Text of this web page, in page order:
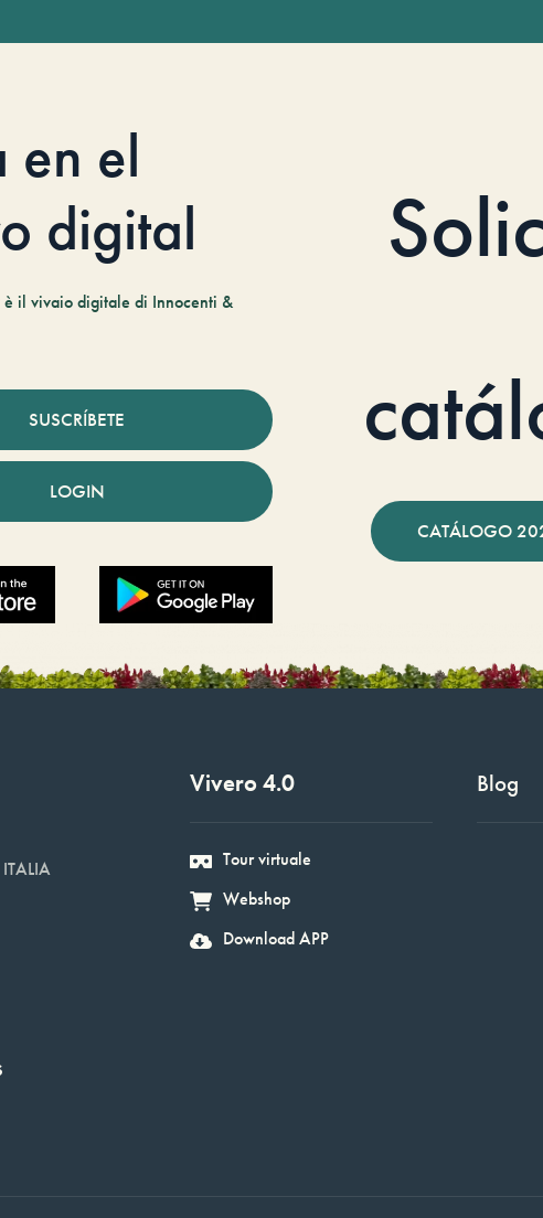
en el
digital
è il vivaio digitale di Innocenti &
SUSCRÍBETE
LOGIN
CATÁLOGO
Vivero 4.0
Tour virtuale
Webshop
Download APP
Blog